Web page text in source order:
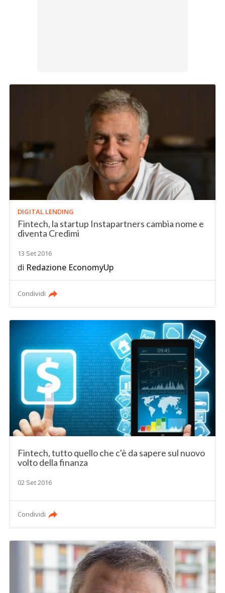
DIGITAL LENDING
Fintech, la startup Instapartners cambia nome e
diventa Credimi
13 Set 2016
di Redazione EconomyUp
Condividi
Fintech, tutto quello che c'è da sapere sul nuovo
volto della finanza
02 Set 2016
Condividi